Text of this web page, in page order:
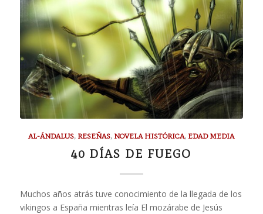
AL-ÁNDALUS, RESEÑAS, NOVELA HISTÓRICA, EDAD MEDIA
40 DÍAS DE FUEGO
Muchos años atrás tuve conocimiento de la llegada de los
vikingos a España mientras leía El mozárabe de Jesús